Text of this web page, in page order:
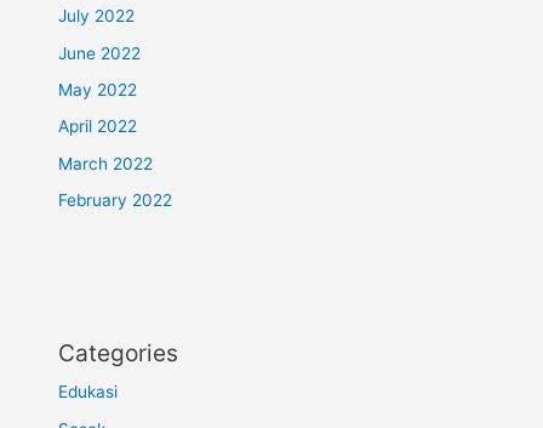
July 2022
June 2022
May 2022
April 2022
March 2022
February 2022
Categories
Edukasi